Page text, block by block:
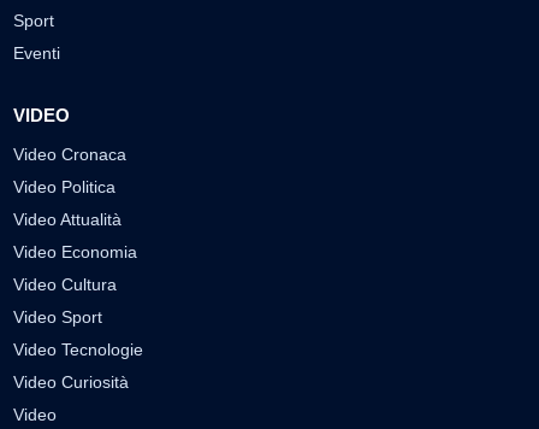
Sport
Eventi
VIDEO
Video Cronaca
Video Politica
Video Attualità
Video Economia
Video Cultura
Video Sport
Video Tecnologie
Video Curiosità
Video